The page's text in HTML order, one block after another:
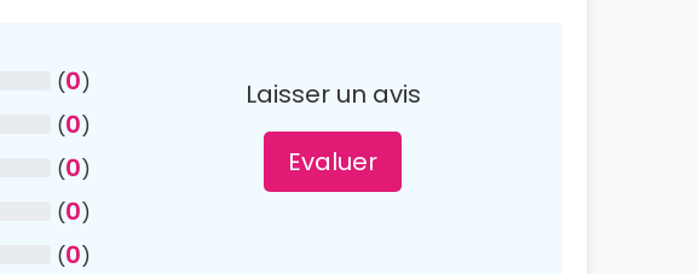
(0)
(0)
(0)
(0)
(0)
Laisser un avis
Evaluer